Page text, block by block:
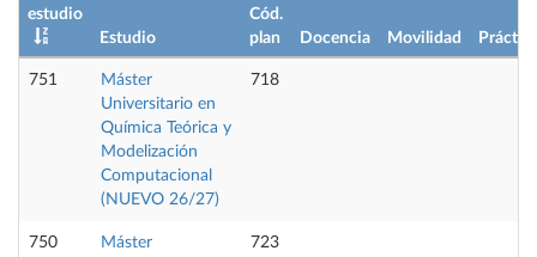
estudio
Estudio
Cód.
plan
Docencia Movilidad
751
Máster
Universitario en
Química Teórica y
Modelización
Computacional
(NUEVO 26/27)
718
750
Máster
723